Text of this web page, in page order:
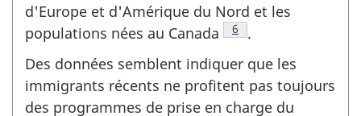
d'Europe et d'Amérique du Nord et les
populations nées au Canada Note de fin due texte
6
.
Des données semblent indiquer que les
immigrants récents ne profitent pas toujours
des programmes de prise en charge du